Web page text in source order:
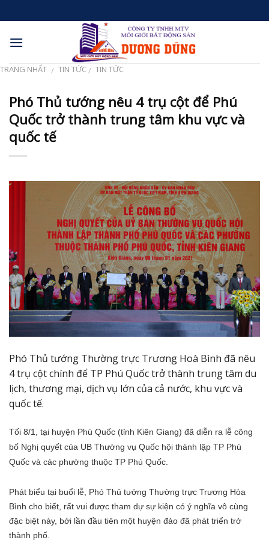
to
content
TRANG NHẤT / TIN TỨC / TIN TỨC
Phó Thủ tướng nêu 4 trụ cột để Phú
Quốc trở thành trung tâm khu vực và
quốc tế
Phó Thủ tướng Thường trực Trương Hoà Bình đã nêu
4 trụ cột chính để TP Phú Quốc trở thành trung tâm du
lịch, thương mại, dịch vụ lớn của cả nước, khu vực và
quốc tế.
Tối 8/1, tại huyện Phú Quốc (tỉnh Kiên Giang) đã diễn ra lễ công
bố Nghị quyết của UB Thường vụ Quốc hội thành lập TP Phú
Quốc và các phường thuộc TP Phú Quốc.
Phát biểu tại buổi lễ, Phó Thủ tướng Thường trực Trương Hòa
Bình cho biết, rất vui được tham dự sự kiện có ý nghĩa vô cùng
đặc biệt này, bởi lần đầu tiên một huyện đảo đã phát triển trở
thành phố.